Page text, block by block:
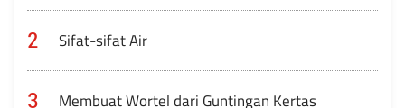
2 Sifat-sifat Air
3 Membuat Wortel dari Guntingan Kertas